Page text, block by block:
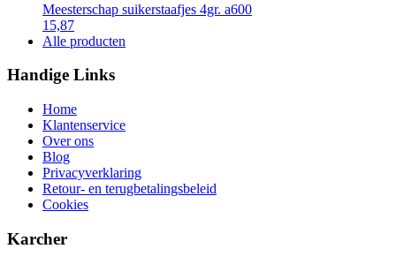
Meesterschap suikerstaafjes 4gr. a600
15,87
Alle producten
Handige Links
Home
Klantenservice
Over ons
Blog
Privacyverklaring
Retour- en terugbetalingsbeleid
Cookies
Karcher